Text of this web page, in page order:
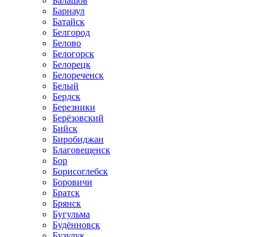
Барнаул
Батайск
Белгород
Белово
Белогорск
Белорецк
Белореченск
Белый
Бердск
Березники
Берёзовский
Бийск
Биробиджан
Благовещенск
Бор
Борисоглебск
Боровичи
Братск
Брянск
Бугульма
Будённовск